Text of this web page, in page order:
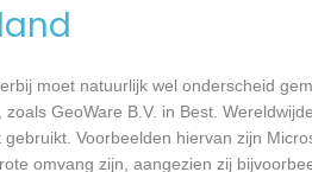
moet natuurlijk wel onderscheid
GeoWare B.V. in Best.
Voorbeelden hiervan zijn
omvang zijn, aangezien zij